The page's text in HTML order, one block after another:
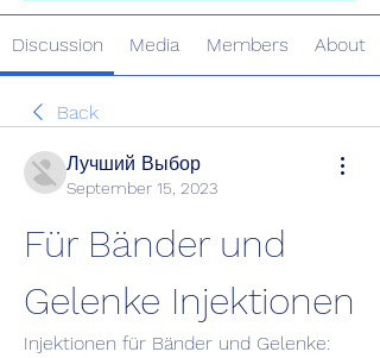
Discussion Media Members About
Back
Лучший Выбор
September 15, 2023
Für Bänder und
Gelenke Injektionen
Injektionen für Bänder und Gelenke: